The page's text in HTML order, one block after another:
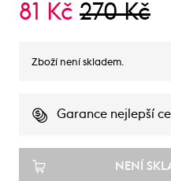
81 Kč 270 Kč
Zboží není skladem.
Garance nejlepší
NENÍ